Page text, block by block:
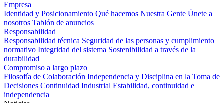
Empresa
Identidad y Posicionamiento Qué hacemos Nuestra Gente Únete a
nosotros Tablón de anuncios
Responsabilidad
Responsabilidad técnica Seguridad de las personas y cumplimiento
normativo Integridad del sistema Sostenibilidad a través de la
durabilidad
Compromiso a largo plazo
Filosofía de Colaboración Independencia y Disciplina en la Toma de
Decisiones Continuidad Industrial Estabilidad, continuidad e
independencia